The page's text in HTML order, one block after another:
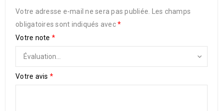
Votre adresse e-mail ne sera pas publiée.
Les champs
obligatoires sont indiqués avec*
Votre note *
Votre avis *